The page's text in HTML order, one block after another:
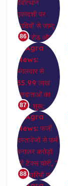
86
87
88